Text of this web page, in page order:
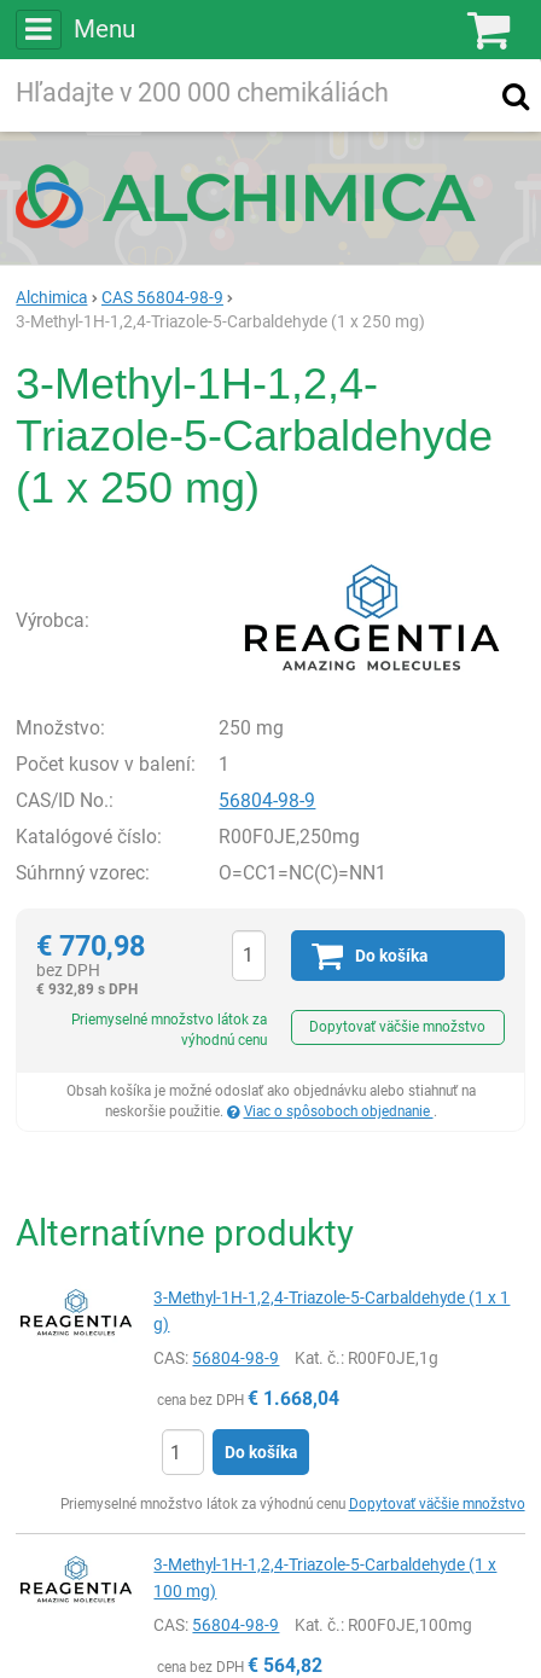
Menu
Vyhľadávanie
Alchimica
CAS 56804-98-9
3-Methyl-1H-1,2,4-Triazole-5-Carbaldehyde (1 x 250 mg)
3-Methyl-1H-1,2,4-
Triazole-5-Carbaldehyde
(1 x 250 mg)
Výrobca:
Množstvo:
250 mg
Počet kusov v balení:
1
CAS/ID No.:
56804-98-9
Katalógové číslo:
R00F0JE,250mg
Súhrnný vzorec:
O=CC1=NC(C)=NN1
€ 770,98
bez DPH
€ 932,89 s DPH
Do košíka
Priemyselné množstvo látok za
výhodnú cenu
Dopytovať väčšie množstvo
Obsah košíka je možné odoslať ako objednávku alebo stiahnuť na
neskoršie použitie.
Viac o spôsoboch objednanie .
Alternatívne produkty
3-Methyl-1H-1,2,4-Triazole-5-Carbaldehyde (1 x 1
g)
CAS: 56804-98-9 Kat. č.: R00F0JE,1g
cena bez DPH € 1.668,04
Do košíka
Priemyselné množstvo látok za výhodnú cenu Dopytovať väčšie množstvo
3-Methyl-1H-1,2,4-Triazole-5-Carbaldehyde (1 x
100 mg)
CAS: 56804-98-9 Kat. č.: R00F0JE,100mg
cena bez DPH € 564,82